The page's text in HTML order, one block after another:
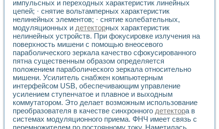
импульсных и переходных характеристик линейных
цепей; · снятие вольтамперных характеристик
нелинейных элементов; · снятие колебательных,
модуляционных и детекторных характеристик
нелинейных устройств. При фокусировке излучения на
поверхность мишени с помощью внеосевого
параболического зеркала качество сфокусированного
пятна существенным образом определяется
положением параболического зеркала относительно
мишени. Усилитель снабжен компьютерным
интерфейсом USB, обеспечивающим управление
усилением ступенчатое и плавное и выходным
коммутатором. Это делает возможным использование
преобразователя в качестве синхронного детектора в
системах модуляционного приема. ФНЧ имеет связь с